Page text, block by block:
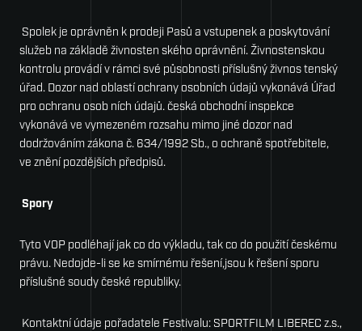
Spolek je oprávněn k prodeji Pasů a vstupenek a poskytování
služeb na základě živnosten­ ského oprávnění. Živnostenskou
kontrolu provádí v rámci své působnosti příslušný živnos­ tenský
úřad. Dozor nad oblastí ochrany osobních údajů vykonává Úřad
pro ochranu osob­ ních údajů. česká obchodní inspekce
vykonává ve vymezeném rozsahu mimo jiné dozor nad
dodržováním zákona č. 634/1992 Sb., o ochraně spotřebitele,
ve znění pozdějších předpisů.
Spory
Tyto V0P podléhají jak co do výkladu, tak co do použití českému
právu. Nedojde-li se ke smírnému řešení,jsou k řešení sporu
příslušné soudy české republiky.
Kontaktní údaje pořadatele Festivalu: SP0RTFILM LIBEREC z.s.,